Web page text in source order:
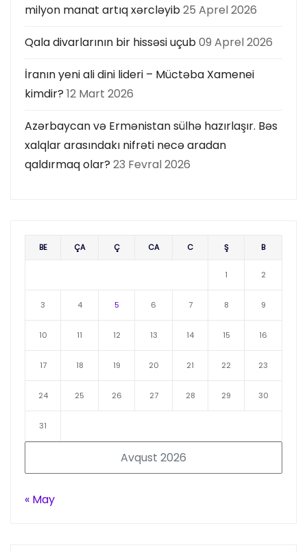
milyon manat artıq xərcləyib25 Aprel 2026
Qala divarlarının bir hissəsi uçub09 Aprel 2026
İranın yeni ali dini lideri – Müctəba Xamenei
kimdir? 12 Mart 2026
Azərbaycan və Ermənistan sülhə hazırlaşır. Bəs
xalqlar arasındakı nifrəti necə aradan
qaldırmaq olar? 23 Fevral 2026
Avqust 2026
BE ÇA Ç CA C Ş B
1 2
3 4 5 6 7 8 9
10 11 12 13 14 15 16
17 18 19 20 21 22 23
24 25 26 27 28 29 30
31
« May